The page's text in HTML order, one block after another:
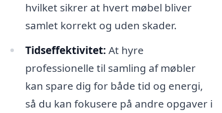
hvilket sikrer at hvert møbel bliver
samlet korrekt og uden skader.
Tidseffektivitet: At hyre
professionelle til samling af møbler
kan spare dig for både tid og energi,
så du kan fokusere på andre opgaver i